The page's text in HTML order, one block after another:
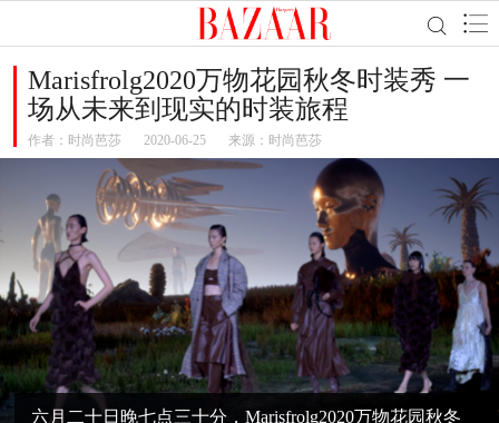
Marisfrolg2020万物花园秋冬时装秀 一
场从未来到现实的时装旅程
作者： 时尚芭莎 2020-06-25 来源：时尚芭莎
六月二十日晚七点三十分，Marisfrolg2020万物花园秋冬